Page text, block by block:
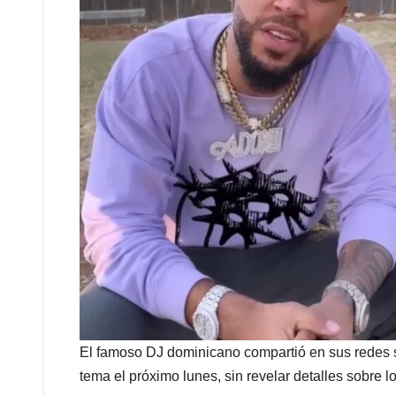
El famoso DJ dominicano compartió en sus
tema el próximo lunes, sin revelar detalles sobre